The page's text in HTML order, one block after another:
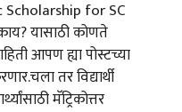
Scholarship for SC
यासाठी कोणते
आपण ह्या पोस्टच्या
तर विद्यार्थी
मॅट्रिकोत्तर